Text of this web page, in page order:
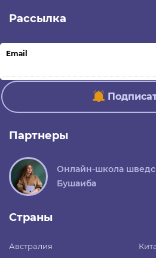
Рассылка
Email
Партнеры
Онлайн-школа
Бушаиба
Страны
Австралия